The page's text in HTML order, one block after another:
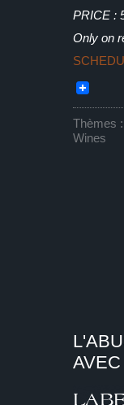
PRICE :
Only on
Thèmes :
Wines